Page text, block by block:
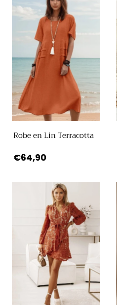
Robe en Lin Terracotta
Prix
€64,90